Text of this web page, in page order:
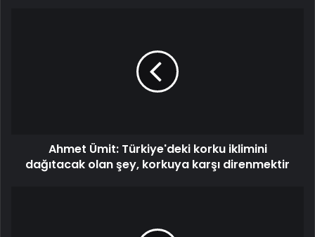
Ahmet Ümit: Türkiye'deki korku iklimini
dağıtacak olan şey, korkuya karşı direnmektir